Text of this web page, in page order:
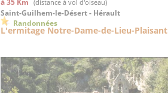
(distance à vol d'oiseau)
Saint-Guilhem-le-Désert - Hérault
Randonnées
L'ermitage Notre-Dame-de-Lieu-Plaisant